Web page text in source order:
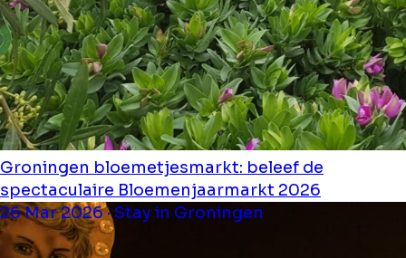
Groningen bloemetjesmarkt: beleef de
spectaculaire Bloemenjaarmarkt 2026
26 Mar 2026 · Stay in Groningen